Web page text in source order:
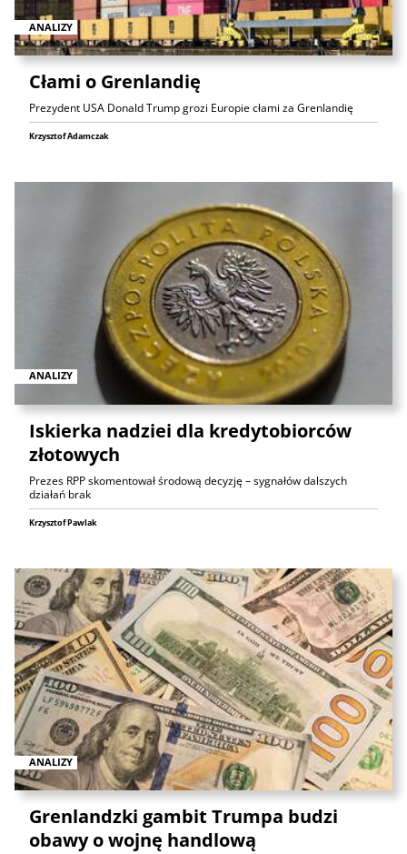
ANALIZY
Cłami o Grenlandię
Prezydent USA Donald Trump grozi Europie cłami za Grenlandię
Krzysztof Adamczak
ANALIZY
Iskierka nadziei dla kredytobiorców
złotowych
Prezes RPP skomentował środową decyzję – sygnałów dalszych
działań brak
Krzysztof Pawlak
ANALIZY
Grenlandzki gambit Trumpa budzi
obawy o wojnę handlową